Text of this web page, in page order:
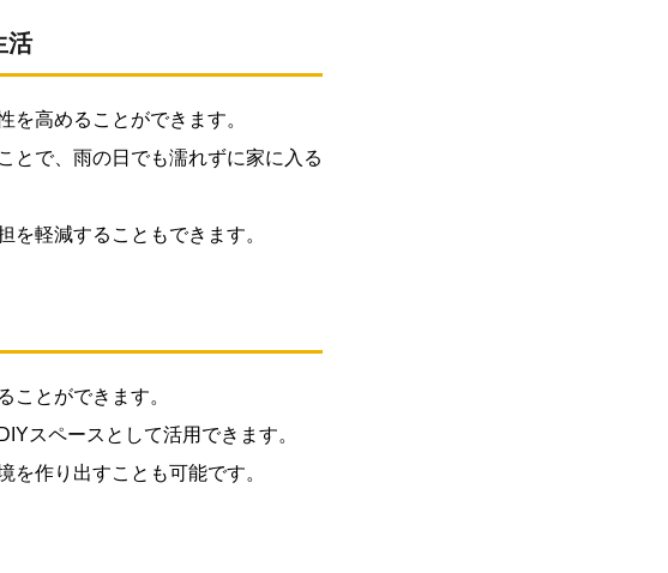
活
を高めることができます。
とで、雨の日でも濡れずに家に入る
を軽減することもできます。
ことができます。
スペースとして活用できます。
を作り出すことも可能です。